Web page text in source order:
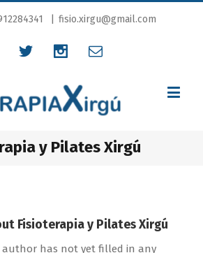
fisio.xirgu@gmail.com
y Pilates Xirgú
Fisioterapia y Pilates Xirgú
author has not yet filled in any